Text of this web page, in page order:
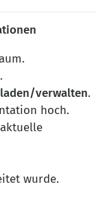
.
verwalten.
hoch.
wurde.